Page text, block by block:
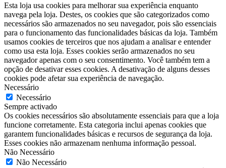
Esta loja usa cookies para melhorar sua experiência enquanto
navega pela loja. Destes, os cookies que são categorizados como
necessários são armazenados no seu navegador, pois são essenciais
para o funcionamento das funcionalidades básicas da loja. Também
usamos cookies de terceiros que nos ajudam a analisar e entender
como usa esta loja. Esses cookies serão armazenados no seu
navegador apenas com o seu consentimento. Você também tem a
opção de desativar esses cookies. A desativação de alguns desses
cookies pode afetar sua experiência de navegação.
Necessário
Necessário
Sempre activado
Os cookies necessários são absolutamente essenciais para que a loja
funcione corretamente. Esta categoria inclui apenas cookies que
garantem funcionalidades básicas e recursos de segurança da loja.
Esses cookies não armazenam nenhuma informação pessoal.
Não Necessário
Não Necessário